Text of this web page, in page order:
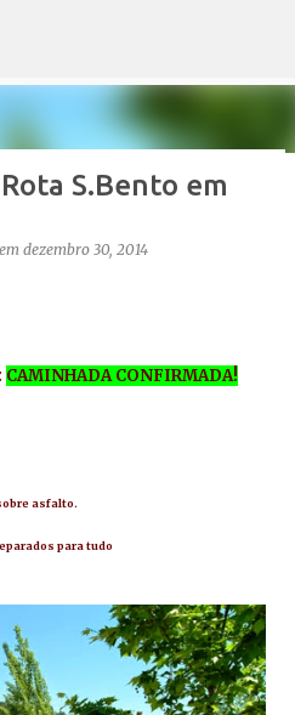
de férias
2026 FÉRIAS
S.Bento em
em dezembro 30, 2014
CAMINHADA CONFIRMADA!
asfalto.
para tudo